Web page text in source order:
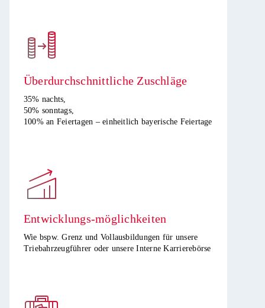
Überdurchschnittliche Zuschläge
35% nachts,
50% sonntags,
100% an Feiertagen – einheitlich bayerische Feiertage​
Entwicklungs-möglichkeiten​
Wie bspw. Grenz und Vollausbildungen für unsere
Triebahrzeugführer oder unsere Interne Karrierebörse​